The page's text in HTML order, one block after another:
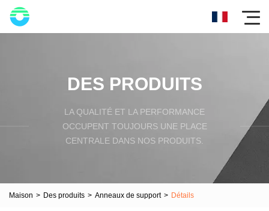
DES PRODUITS
LA QUALITÉ ET LA PERFORMANCE
OCCUPENT TOUJOURS UNE PLACE
CENTRALE DANS NOS PRODUITS.
Maison > Des produits > Anneaux de support > Détails